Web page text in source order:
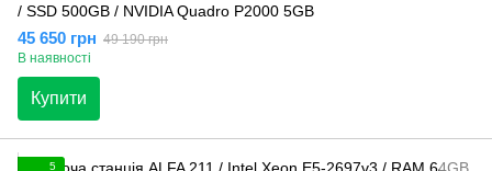
/ SSD 500GB / NVIDIA Quadro P2000 5GB
45 650 грн 49 190 грн
В наявності
Купити
5